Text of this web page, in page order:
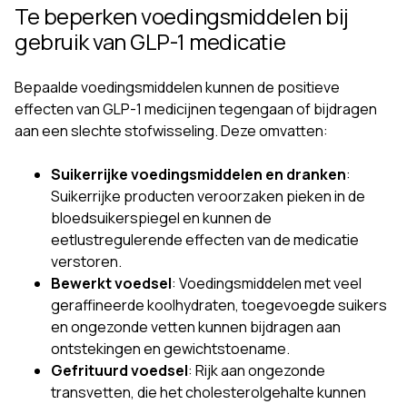
Te beperken voedingsmiddelen bij
gebruik van GLP-1 medicatie
Bepaalde voedingsmiddelen kunnen de positieve
effecten van GLP-1 medicijnen tegengaan of bijdragen
aan een slechte stofwisseling. Deze omvatten:
Suikerrijke voedingsmiddelen en dranken:
Suikerrijke producten veroorzaken pieken in de
bloedsuikerspiegel en kunnen de
eetlustregulerende effecten van de medicatie
verstoren.
Bewerkt voedsel: Voedingsmiddelen met veel
geraffineerde koolhydraten, toegevoegde suikers
en ongezonde vetten kunnen bijdragen aan
ontstekingen en gewichtstoename.
Gefrituurd voedsel: Rijk aan ongezonde
transvetten, die het cholesterolgehalte kunnen